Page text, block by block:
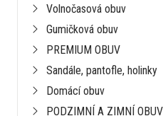
Volnočasová obuv
Gumičková obuv
PREMIUM OBUV
Sandále, pantofle, holinky
Domácí obuv
PODZIMNÍ A ZIMNÍ OBUV